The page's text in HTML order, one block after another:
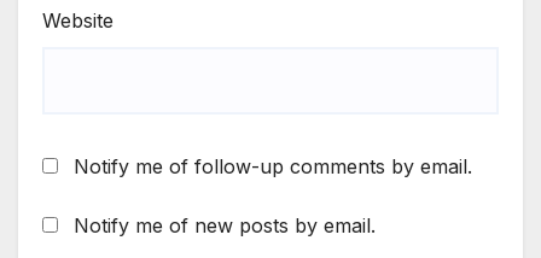
Website
Notify me of follow-up comments by email.
Notify me of new posts by email.